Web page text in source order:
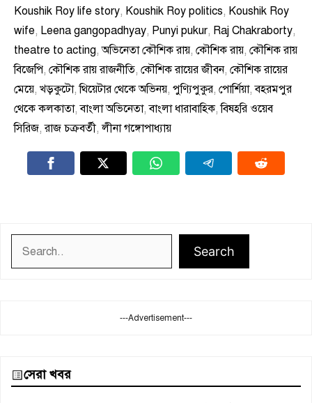
Koushik Roy life story, Koushik Roy politics, Koushik Roy
wife, Leena gangopadhyay, Punyi pukur, Raj Chakraborty,
theatre to acting,অভিনেতা কৌশিক রায়, কৌশিক রায়, কৌশিক রায়
বিজেপি, কৌশিক রায় রাজনীতি, কৌশিক রায়ের জীবন, কৌশিক রায়ের
মেয়ে, খড়কুটো,থিয়েটার থেকে অভিনয়, পুণ্যিপুকুর, পোর্শিয়া,বহরমপুর
থেকে কলকাতা,বাংলা অভিনেতা,বাংলা ধারাবাহিক,বিষহরি ওয়েব
সিরিজ,রাজ চক্রবর্তী,লীনা গঙ্গোপাধ্যায়
Search
---Advertisement---
সেরা খবর